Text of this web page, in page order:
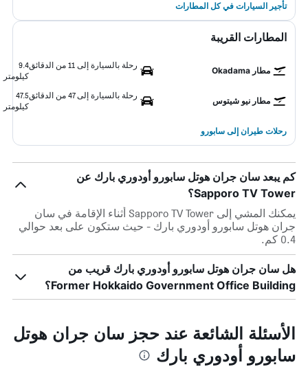
تأجير السيارات في كل المطارات
المطارات القريبة
مطار Okadama
رحلة بالسيارة إلى 11 من الدقائق
9.4
كيلومتر
مطار نيو شيتوس
رحلة بالسيارة إلى 47 من الدقائق
47.5
كيلومتر
رحلات طيران إلى سابورو
كم يبعد سان جران هوتل سابورو أودوري بارك عن
Sapporo TV Tower؟
يمكنك المشي إلى Sapporo TV Tower أثناء الإقامة في سان
جران هوتل سابورو أودوري بارك - حيث ستكون على بعد حوالي
0.4 كم.
هل سان جران هوتل سابورو أودوري بارك قريب من
Former Hokkaido Government Office Building؟
الأسئلة الشائعة عند حجز سان جران هوتل
سابورو أودوري بارك